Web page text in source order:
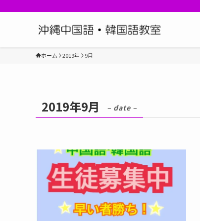
ホーム 2019年 9月
2019年9月 – date –